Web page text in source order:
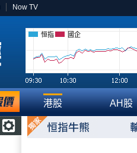
Now TV
恒指 國企
港股 AH股